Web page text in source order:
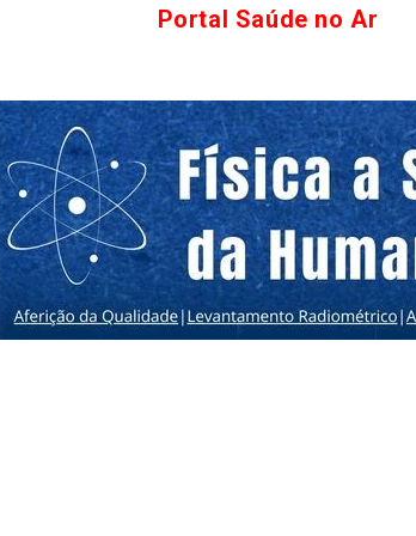
Portal Saúde no Ar